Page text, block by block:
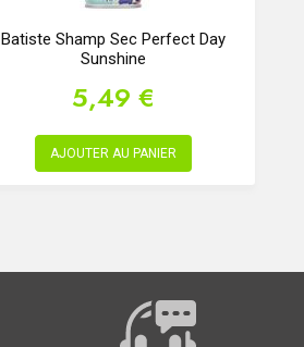
Batiste Shamp Sec Perfect Day
Sunshine
5,49 €
AJOUTER AU PANIER